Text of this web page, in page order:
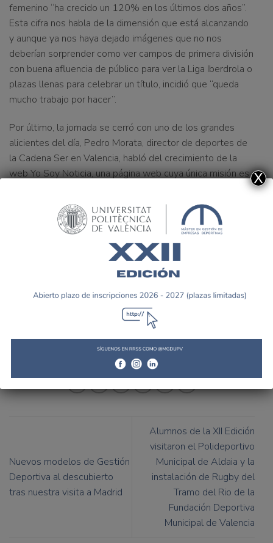
femenino “ha crecido un 120% en los últimos dos años”.
Esta cifra nos habla de la dimensión que está alcanzando
y aunque ya nos haya dejado imágenes que no nos
deberían sorprender como ver campos de primera división
con buena afluencia de público para ver la Liga Iberdrola o
plazas llenas para celebrar un título, incidió que “queda
mucho trabajo por hacer”.
Por último, la jornada se cerró con uno de los grandes
alicientes del día, Pedro Morata, director de deportes de
la Cadena Ser en Valencia, habló del crecimiento de la
web Yo Soy Noticia, una página web cuya única misión es
sacrificio nunca se había visto recompensado con
presencia de los focos. Morata fue claro e indicó que para
poder lanzar el proyecto fue necesario tener “muy buenos
contactos” pero remarcó que la gente “tiene miles de
historias por contar y si sabes hacerlo bien puede ser un
negocio tremendamente rentable”. Además, contó que
este proyecto no para de crecer y que tiene una
imparable proyección que tal vez le lleve a “copar otras
plataformas de comunicación como la radio, la televisión o
el papel”, sentenció.
Nuevos modelos de Gestión
Deportiva al descubierto
tras nuestra visita a Madrid
Alumnos de la XII Edición
visitaron el Polideportivo
Municipal de Aldaia y la
instalación de Rugby del
Tramo del Rio de la
Fundación Deportiva
Municipal de Valencia
X